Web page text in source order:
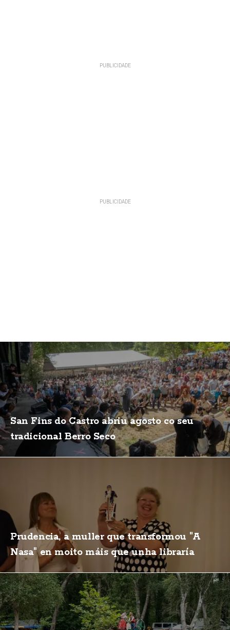
San Fins do Castro abriu agosto co seu
tradicional Berro Seco
Prudencia, a muller que transformou "A
Nasa" en moito máis que unha libraría